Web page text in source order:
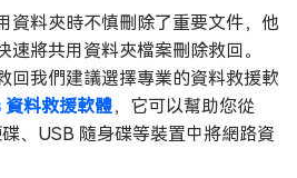
資料夾時不慎刪除了重要文件，他
將共用資料夾檔案刪除救回。
回我們建議選擇專業的資料救援軟
資料救援軟體，它可以幫助您從
、USB 隨身碟等裝置中將網路資